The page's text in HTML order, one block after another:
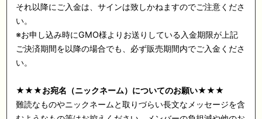
それ以降にご入金は、サインは致しかねますのでご注意くださ
い。
※お申し込み時にGMO様よりお送りしている入金期限が上記
ご決済期間を以降の場合でも、必ず販売期間内でご入金くださ
い。
★★★お宛名（ニックネーム）についてのお願い★★★
難読なものやニックネームと取りづらい長文なメッセージを含